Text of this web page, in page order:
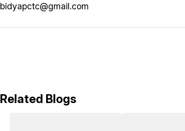
bidyapctc@gmail.com
Related Blogs